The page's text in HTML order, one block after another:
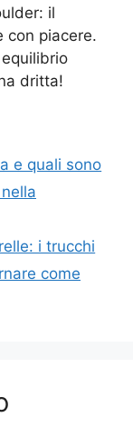
il
con piacere.
dritta!
e quali sono
i trucchi
come